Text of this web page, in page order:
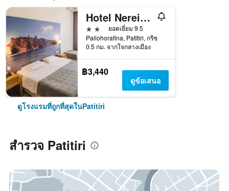
Hotel Nereides
2 ดาว
ยอดเยี่ยม 9.5
Paliohorafina, Patitiri, กรีซ
0.5 กม. จากใจกลางเมือง
฿3,440
ดูข้อเสนอ
ดูโรงแรมที่ถูกที่สุดในPatitiri
สำรวจ Patitiri